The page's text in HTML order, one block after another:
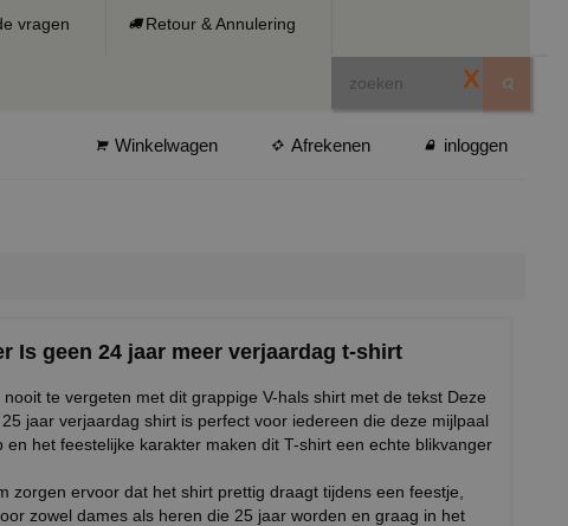
vragen Retour & Annulering
X
Winkelwagen Afrekenen inloggen
Is geen 24 jaar meer verjaardag t-shirt
te vergeten met dit grappige V-hals shirt met de tekst Deze
jaar verjaardag shirt is perfect voor iedereen die deze mijlpaal
het feestelijke karakter maken dit T-shirt een echte blikvanger
zorgen ervoor dat het shirt prettig draagt tijdens een feestje,
zowel dames als heren die 25 jaar worden en graag in het